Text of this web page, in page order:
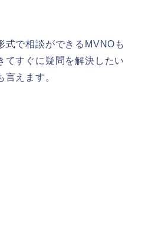
式で相談ができるMVNOも
てすぐに疑問を解決したい
えます。